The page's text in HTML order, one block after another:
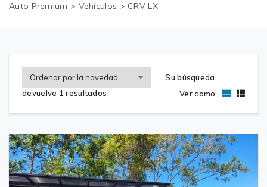
Auto Premium > Vehículos > CRV LX
Su búsqueda
devuelve 1 resultados
Ver como: